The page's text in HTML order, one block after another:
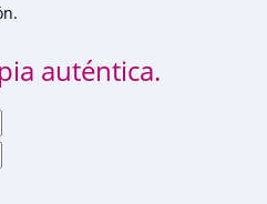
auténtica.